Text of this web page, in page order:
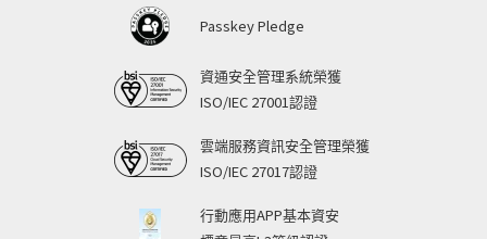
Passkey Pledge
資通安全管理系統榮獲
ISO/IEC 27001認證
雲端服務資訊安全管理榮獲
ISO/IEC 27017認證
行動應用APP基本資安